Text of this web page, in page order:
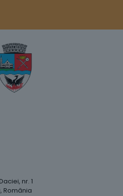
nr. 1
România